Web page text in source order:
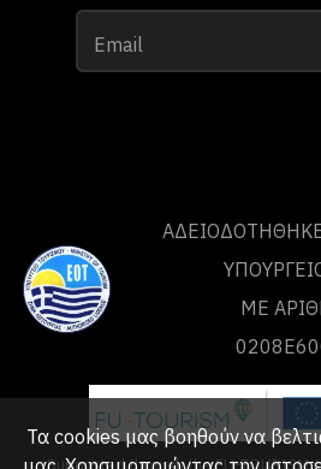
Email
ΜΕ
Supported through the FU-TOURISM
Τα cookies μας βοηθούν να